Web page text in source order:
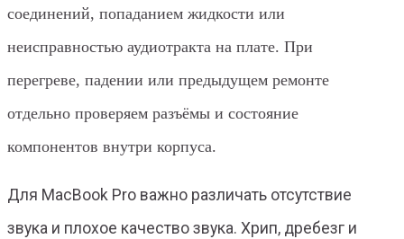
соединений, попаданием жидкости или
неисправностью аудиотракта на плате. При
перегреве, падении или предыдущем ремонте
отдельно проверяем разъёмы и состояние
компонентов внутри корпуса.
Для MacBook Pro важно различать отсутствие
звука и плохое качество звука. Хрип, дребезг и